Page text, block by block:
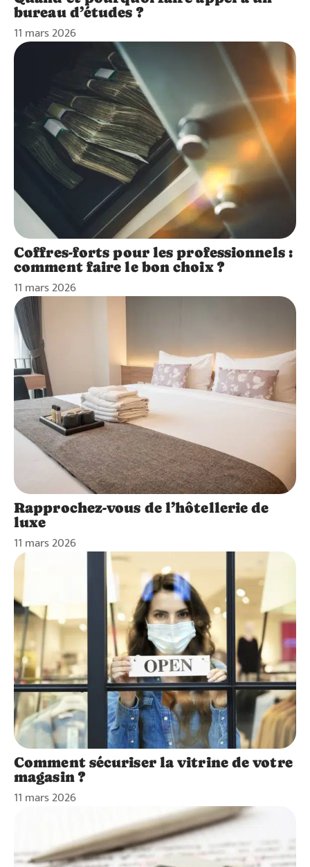
bureau d’études ?
11 mars 2026
Coffres-forts pour les professionnels :
comment faire le bon choix ?
11 mars 2026
Rapprochez-vous de l’hôtellerie de
luxe
11 mars 2026
Comment sécuriser la vitrine de votre
magasin ?
11 mars 2026